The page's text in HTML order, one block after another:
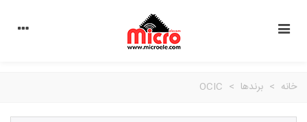
خانه > برندها >
OCIC